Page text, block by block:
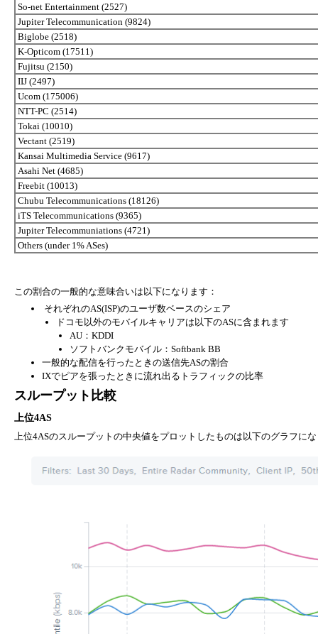
So-net Entertainment (2527)
Jupiter Telecommunication (9824)
Biglobe (2518)
K-Opticom (17511)
Fujitsu (2150)
IIJ (2497)
Ucom (175006)
NTT-PC (2514)
Tokai (10010)
Vectant (2519)
Kansai Multimedia Service (9617)
Asahi Net (4685)
Freebit (10013)
Chubu Telecommunications (18126)
iTS Telecommunications (9365)
Jupiter Telecommuniations (4721)
Others (under 1% ASes)
この割合の一般的な意味合いは以下になります：
それぞれのAS(ISP)のユーザ数ベースのシェア
ドコモ以外のモバイルキャリアは以下のASに含まれます
AU：KDDI
ソフトバンクモバイル：Softbank BB
一般的な配信を行ったときの送信先ASの割合
IXでピアを張ったときに流れ出るトラフィックの比率
スループット比較
上位4AS
上位4ASのスループットの中央値をプロットしたものは以下のグラフに